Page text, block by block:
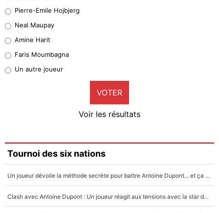
5%
1%
9%
Faris Moumbagna
5%
Un autre joueur
5%
Pierre-Emile Hojbjerg
Neal Maupay
Amine Harit
Faris Moumbagna
Un autre joueur
VOTER
Voir les résultats
Tournoi des six nations
Un joueur dévoile la méthode secrète pour battre Antoine Dupont... et ça marche !
Clash avec Antoine Dupont : Un joueur réagit aux tensions avec la star du XV de France !